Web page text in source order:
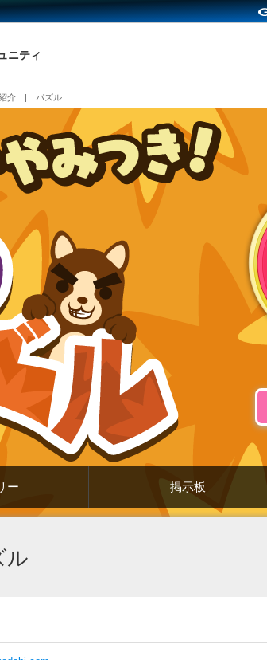
ニティ
紹介 | パズル
ー 掲示板
ル